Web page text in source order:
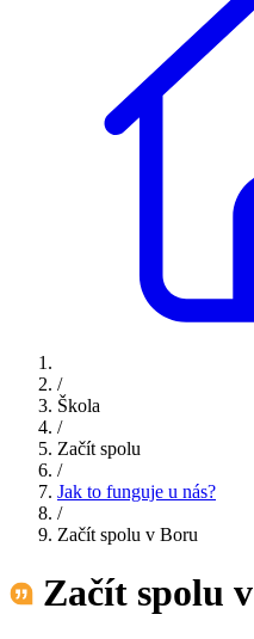
/
Škola
/
Začít spolu
/
Jak to funguje u nás?
/
Začít spolu v Boru
Začít spolu